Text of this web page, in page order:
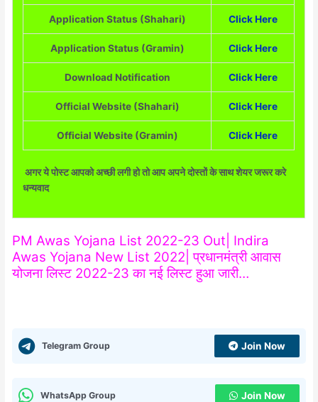
Application Status (Shahari) Click Here
Application Status (Gramin) Click Here
Download Notification Click Here
Official Website (Shahari) Click Here
Official Website (Gramin) Click Here
अगर ये पोस्ट आपको अच्छी लगी हो तो आप अपने दोस्तों के साथ शेयर जरूर करे
धन्यवाद
PM Awas Yojana List 2022-23 Out| Indira
Awas Yojana New List 2022| प्रधानमंत्री आवास
योजना लिस्ट 2022-23 का नई लिस्ट हुआ जारी…
Telegram Group Join Now
WhatsApp Group Join Now